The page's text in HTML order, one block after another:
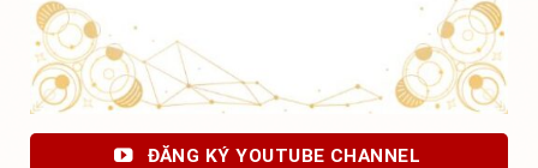
ĐĂNG KÝ YOUTUBE CHANNEL